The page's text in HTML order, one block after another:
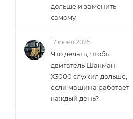
дольше и заменить
самому
17 июня 2025
Что делать, чтобы
двигатель Шакман
Х3000 служил дольше,
если машина работает
каждый день?